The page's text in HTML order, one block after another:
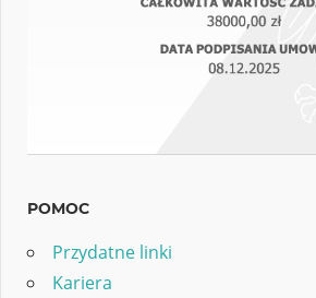
POMOC
Przydatne linki
Kariera